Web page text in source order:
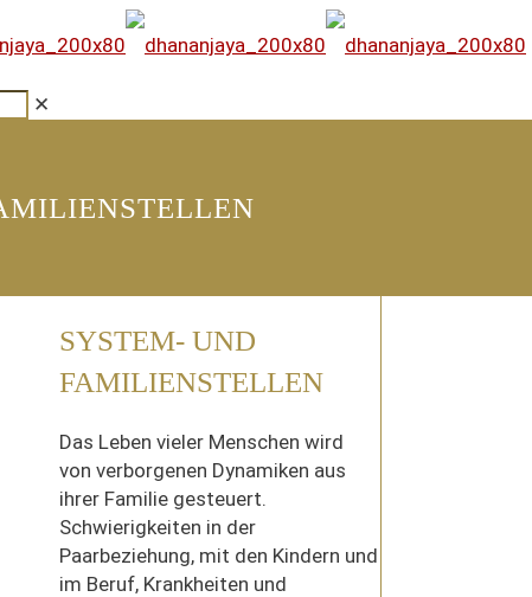
✕
SYSTEM- UND
FAMILIENSTELLEN
Das Leben vieler Menschen wird
von verborgenen Dynamiken aus
ihrer Familie gesteuert.
Schwierigkeiten in der
Paarbeziehung, mit den Kindern und
im Beruf, Krankheiten und